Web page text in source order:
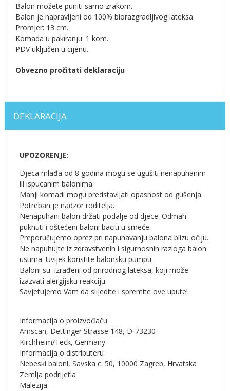
Balon možete puniti samo zrakom.
Balon je napravljeni od 100% biorazgradljivog lateksa.
Promjer: 13 cm.
Komada u pakiranju: 1 kom.
PDV uključen u cijenu.
Obvezno pročitati deklaraciju
DEKLARACIJA
UPOZORENJE:
Djeca mlađa od 8 godina mogu se ugušiti nenapuhanim
ili ispucanim balonima.
Manji komadi mogu predstavljati opasnost od gušenja.
Potreban je nadzor roditelja.
Nenapuhani balon držati podalje od djece. Odmah
puknuti i oštećeni baloni baciti u smeće.
Preporučujemo oprez pri napuhavanju balona blizu očiju.
Ne napuhujte iz zdravstvenih i sigurnosnih razloga balon
ustima. Uvijek koristite balonsku pumpu.
Baloni su izrađeni od prirodnog lateksa, koji može
izazvati alergijsku reakciju.
Savjetujemo Vam da slijedite i spremite ove upute!
Informacija o proizvođaču
Amscan, Dettinger Strasse 148, D-73230
Kirchheim/Teck, Germany
Informacija o distributeru
Nebeski baloni, Savska c. 50, 10000 Zagreb, Hrvatska
Zemlja podrijetla
Malezija